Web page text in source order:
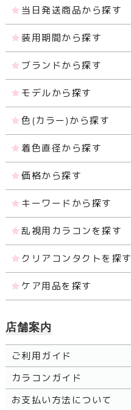
当日発送商品から探す
装用期間から探す
ブランドから探す
モデルから探す
色(カラー)から探す
着色直径から探す
価格から探す
キーワードから探す
乱視用カラコンを探す
クリアコンタクトを探す
ケア用品を探す
店舗案内
ご利用ガイド
カラコンガイド
お支払い方法について